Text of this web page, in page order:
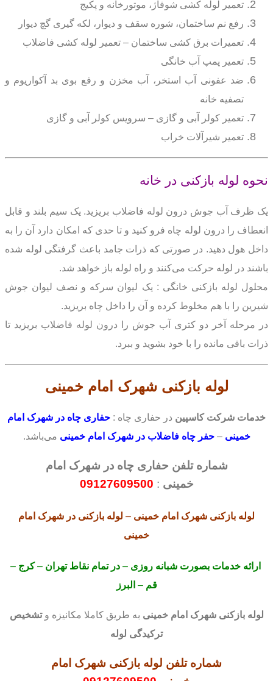
تعمیر لوله کشی شوفاژ، موتورخانه و پکیج
رفع نم ساختمان، شوره سقف و دیوار، لکه گیری گچ دیوار
تعمیرات برق کشی ساختمان – تعمیر لوله کشی فاضلاب
تعمیر پمپ آب خانگی
ضد عفونی آب استخر، آب مخزن و رفع بوی بد آکواریوم و
تصفیه خانه
تعمیر کولر آبی و گازی – سرویس کولر آبی و گازی
تعمیر شیرآلات خراب
نحوه لوله بازکنی در خانه
یک ظرف آب جوش درون لوله فاضلاب بریزید. یک سیم بلند و قابل
انعطاف را درون لوله چاه فرو کنید و تا حدی که امکان دارد آن را به
داخل هول دهید. در صورتی که ذرات جامد باعث گرفتگی لوله شده
باشند در لوله حرکت می‌کنند و راه لوله باز خواهد شد.
محلول لوله بازکنی خانگی : یک لیوان سرکه و نصف لیوان جوش
شیرین را با هم مخلوط کرده و آن را داخل چاه بریزید.
در مرحله آخر دو کتری آب جوش را درون لوله فاضلاب بریزید تا
ذرات باقی مانده را با خود بشوید و ببرد.
لوله بازکنی شهرک امام خمینی
خدمات شرکت کاسپین در حفاری چاه : حفاری چاه در شهرک امام
خمینی –حفر چاه فاضلاب در شهرک امام خمینی می‌باشد.
شماره تلفن حفاری چاه در شهرک امام
خمینی :
09127609500
لوله بازکنی شهرک امام خمینی – لوله بازکنی در شهرک امام
خمینی
ارائه خدمات بصورت شبانه روزی – در تمام نقاط تهران –کرج –
قم – البرز
لوله بازکنی شهرک امام خمینی به طریق کاملا مکانیزه وتشخیص
ترکیدگی لوله
شماره تلفن لوله بازکنی شهرک امام